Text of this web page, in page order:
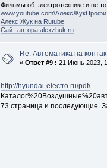
Фильмы об электротехнике и не
www.youtube.com\АлексЖукПрофи
Алекс Жук на Rutube
Сайт автора alexzhuk.ru
Re: Автоматика на
« Ответ #9 : 21 Июнь 2023,
http://hyundai-electro.ru/pdf/
73 страница и последующие.